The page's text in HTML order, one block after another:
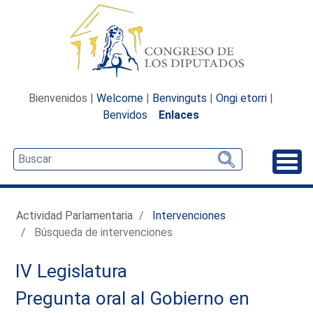
Bienvenidos | Welcome | Benvinguts | Ongi etorri |
Benvidos
Enlaces
Actividad Parlamentaria
Intervenciones
Búsqueda de intervenciones
IV Legislatura
Pregunta oral al Gobierno en